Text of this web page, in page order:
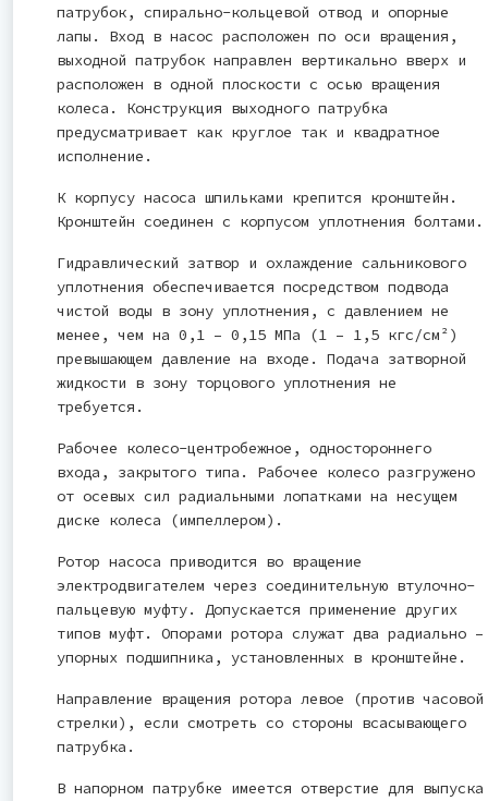
патрубок, спирально-кольцевой отвод и опорные
лапы. Вход в насос расположен по оси вращения,
выходной патрубок направлен вертикально вверх и
расположен в одной плоскости с осью вращения
колеса. Конструкция выходного патрубка
предусматривает как круглое так и квадратное
исполнение.
К корпусу насоса шпильками крепится кронштейн.
Кронштейн соединен с корпусом уплотнения болтами.
Гидравлический затвор и охлаждение сальникового
уплотнения обеспечивается посредством подвода
чистой воды в зону уплотнения, с давлением не
менее, чем на 0,1 – 0,15 МПа (1 – 1,5 кгс/см²)
превышающем давление на входе. Подача затворной
жидкости в зону торцового уплотнения не
требуется.
Рабочее колесо-центробежное, одностороннего
входа, закрытого типа. Рабочее колесо разгружено
от осевых сил радиальными лопатками на несущем
диске колеса (импеллером).
Ротор насоса приводится во вращение
электродвигателем через соединительную втулочно-
пальцевую муфту. Допускается применение других
типов муфт. Опорами ротора служат два радиально –
упорных подшипника, установленных в кронштейне.
Направление вращения ротора левое (против часовой
стрелки), если смотреть со стороны всасывающего
патрубка.
В напорном патрубке имеется отверстие для выпуска